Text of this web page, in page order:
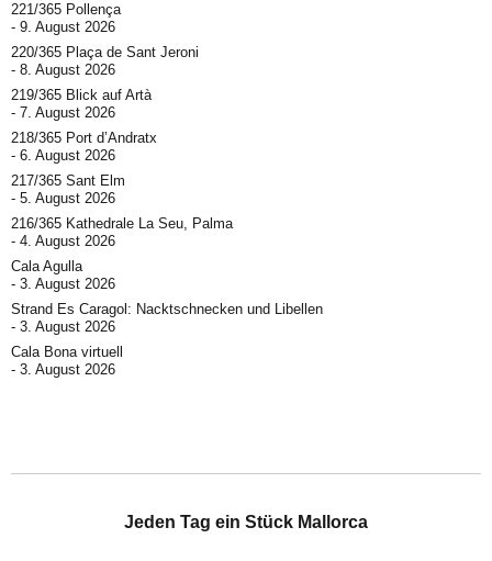
221/365 Pollença
9. August 2026
220/365 Plaça de Sant Jeroni
8. August 2026
219/365 Blick auf Artà
7. August 2026
218/365 Port d’Andratx
6. August 2026
217/365 Sant Elm
5. August 2026
216/365 Kathedrale La Seu, Palma
4. August 2026
Cala Agulla
3. August 2026
Strand Es Caragol: Nacktschnecken und Libellen
3. August 2026
Cala Bona virtuell
3. August 2026
Jeden Tag ein Stück Mallorca